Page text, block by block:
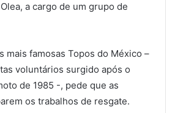
a cargo de um grupo de
mais famosas Topos do México –
voluntários surgido após o
de 1985 -, pede que as
os trabalhos de resgate.